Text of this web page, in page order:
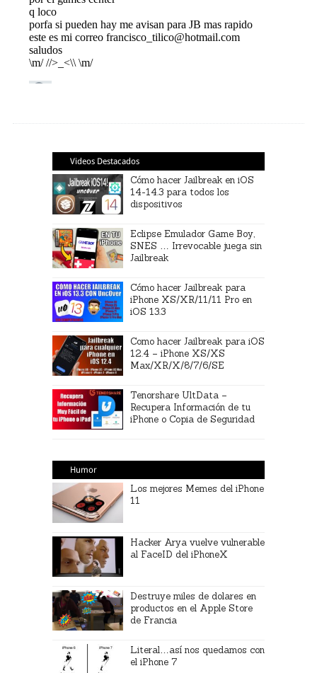
Videos Destacados
Cómo hacer Jailbreak en iOS
14-14.3 para todos los
dispositivos
Eclipse Emulador Game Boy,
SNES … Irrevocable juega sin
Jailbreak
Cómo hacer Jailbreak para
iPhone XS/XR/11/11 Pro en
iOS 13.3
Como hacer Jailbreak para iOS
12.4 – iPhone XS/XS
Max/XR/X/8/7/6/SE
Tenorshare UltData –
Recupera Información de tu
iPhone o Copia de Seguridad
Humor
Los mejores Memes del iPhone
11
Hacker Arya vuelve vulnerable
al FaceID del iPhoneX
Destruye miles de dolares en
productos en el Apple Store
de Francia
Literal…así nos quedamos con
el iPhone 7